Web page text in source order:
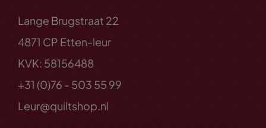
Lange Brugstraat 22
4871 CP Etten-leur
KVK: 58156488
+31 (0)76 - 503 55 99
Leur@quiltshop.nl